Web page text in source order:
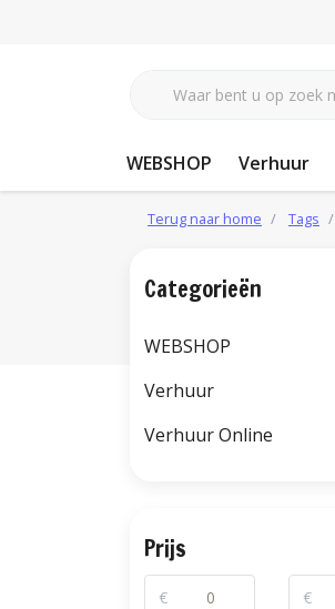
WEBSHOP Verhuur
Terug naar home Tags
Categorieën
WEBSHOP
Verhuur
Verhuur Online
Prijs
€ €